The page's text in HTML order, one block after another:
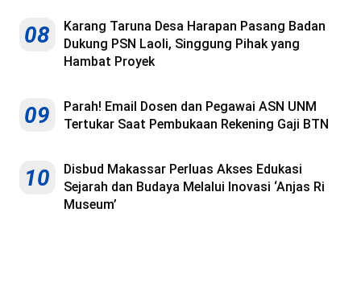
08
Karang Taruna Desa Harapan Pasang Badan
Dukung PSN Laoli, Singgung Pihak yang
Hambat Proyek
09
Parah! Email Dosen dan Pegawai ASN UNM
Tertukar Saat Pembukaan Rekening Gaji BTN
10
Disbud Makassar Perluas Akses Edukasi
Sejarah dan Budaya Melalui Inovasi ‘Anjas Ri
Museum’